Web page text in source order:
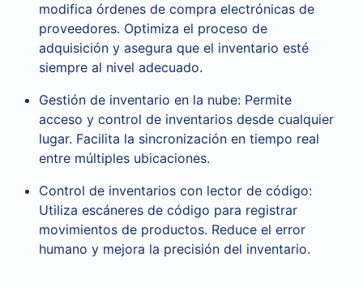
modifica órdenes de compra electrónicas de
proveedores. Optimiza el proceso de
adquisición y asegura que el inventario esté
siempre al nivel adecuado.
Gestión de inventario en la nube: Permite
acceso y control de inventarios desde cualquier
lugar. Facilita la sincronización en tiempo real
entre múltiples ubicaciones.
Control de inventarios con lector de código:
Utiliza escáneres de código para registrar
movimientos de productos. Reduce el error
humano y mejora la precisión del inventario.